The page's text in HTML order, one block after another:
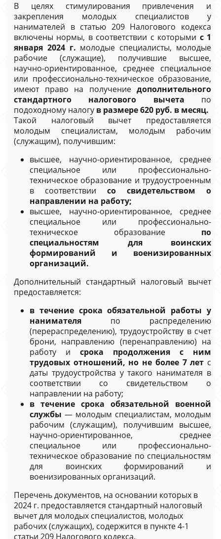
В целях стимулирования привлечения и
закрепления молодых специалистов у
нанимателей в статью 209 Налогового кодекса
включены нормы, в соответствии с которыми с 1
января 2024 г. молодые специалисты, молодые
рабочие (служащие), получившие высшее,
научно-ориентированное, среднее специальное
или профессионально-техническое образование,
имеют право на получение дополнительного
стандартного налогового вычета по
подоходному налогу в размере 620 руб. в месяц.
Такой налоговый вычет предоставляется
молодым специалистам, молодым рабочим
(служащим), получившим:
высшее, научно-ориентированное, среднее
специальное или профессионально-
техническое образование и трудоустроенным
в соответствии со свидетельством о
направлении на работу;
высшее, научно-ориентированное, среднее
специальное или профессионально-
техническое образование по
специальностям для воинских
формирований и военизированных
организаций.
Дополнительный стандартный налоговый вычет
предоставляется:
в течение срока обязательной работы у
нанимателя по распределению
(перераспределению), трудоустройству в счет
брони, направлению (перенаправлению) на
работу и срока продолжения с ним
трудовых отношений, но не более 7 лет с
даты трудоустройства у такого нанимателя в
соответствии со свидетельством о
направлении на работу;
в течение срока обязательной военной
службы — молодым специалистам, молодым
рабочим (служащим), получившим высшее,
научно-ориентированное, среднее
специальное или профессионально-
техническое образование по специальностям
для воинских формирований и
военизированных организаций.
Перечень документов, на основании которых в
2024 г. предоставляется стандартный налоговый
вычет для молодых специалистов, молодых
рабочих (служащих), содержится в пункте 4-1
статьи 209 Налогового кодекса.